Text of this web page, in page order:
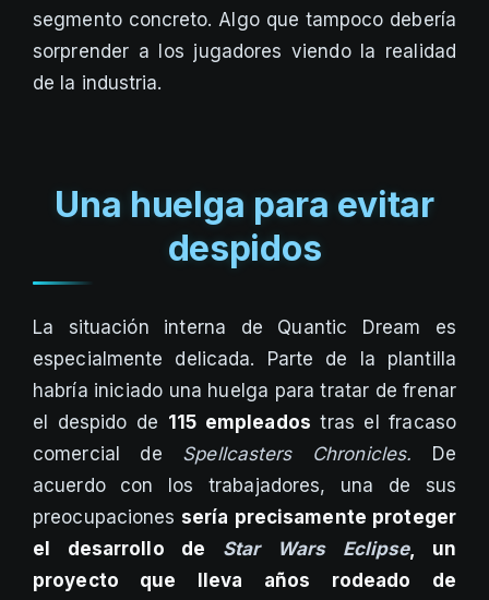
segmento concreto. Algo que tampoco debería
sorprender a los jugadores viendo la realidad
de la industria.
Una huelga para evitar
despidos
La situación interna de Quantic Dream es
especialmente delicada. Parte de la plantilla
habría iniciado una huelga para tratar de frenar
el despido de 115 empleados tras el fracaso
comercial de Spellcasters Chronicles. De
acuerdo con los trabajadores, una de sus
preocupaciones sería precisamente proteger
el desarrollo de Star Wars Eclipse, un
proyecto que lleva años rodeado de